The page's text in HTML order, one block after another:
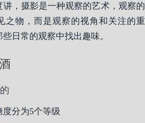
讲，摄影是一种观察的艺术，观察的
之物，而是观察的视角和关注的重
日常的观察中找出趣味。
分为5个等级